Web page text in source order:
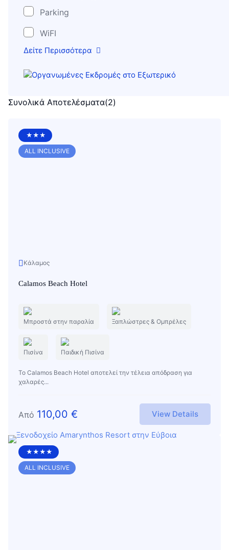
Συνολικά Αποτελέσματα(2)
★★★
ALL INCLUSIVE
Κάλαμος
Calamos Beach Hotel
Μπροστά στην παραλία Ξαπλώστρες & Ομπρέλες
Πισίνα Παιδική Πισίνα
Το Calamos Beach Hotel αποτελεί την τέλεια απόδραση για
χαλαρές...
Από 110,00 € View Details
★★★★
ALL INCLUSIVE
Parking
WiFI
Δείτε Περισσότερα